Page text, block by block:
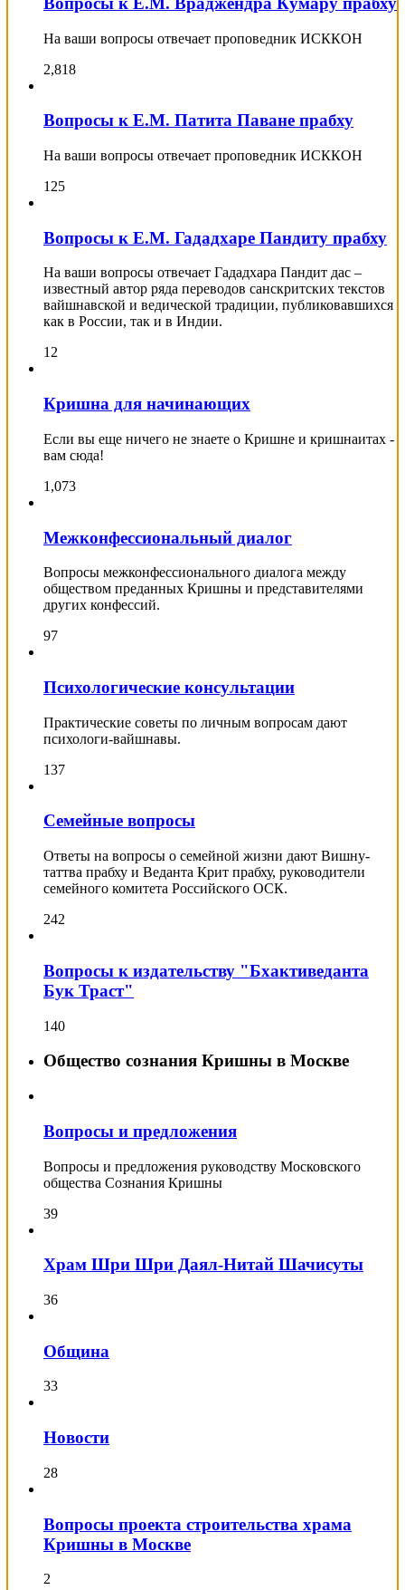
На ваши вопросы отвечает проповедник ИСККОН
2,818
Вопросы к Е.М. Патита Паване прабху
На ваши вопросы отвечает проповедник ИСККОН
125
Вопросы к Е.М. Гададхаре Пандиту прабху
На ваши вопросы отвечает Гададхара Пандит дас –
известный автор ряда переводов санскритских текстов
вайшнавской и ведической традиции, публиковавшихся
как в России, так и в Индии.
12
Кришна для начинающих
Если вы еще ничего не знаете о Кришне и кришнаитах -
вам сюда!
1,073
Межконфессиональный диалог
Вопросы межконфессионального диалога между
обществом преданных Кришны и представителями
других конфессий.
97
Психологические консультации
Практические советы по личным вопросам дают
психологи-вайшнавы.
137
Семейные вопросы
Ответы на вопросы о семейной жизни дают Вишну-
таттва прабху и Веданта Крит прабху, руководители
семейного комитета Российского ОСК.
242
Вопросы к издательству "Бхактиведанта
Бук Траст"
140
Общество сознания Кришны в Москве
Вопросы и предложения
Вопросы и предложения руководству Московского
общества Сознания Кришны
39
Храм Шри Шри Даял-Нитай Шачисуты
36
Община
33
Новости
28
Вопросы проекта строительства храма
Кришны в Москве
2